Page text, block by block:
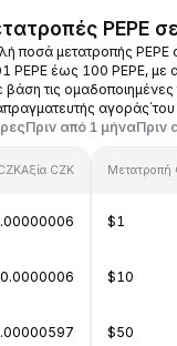
PEPE
ποσά μετατροπής PEPE
PEPE έως 100 PEPE, με
βάση τις
Πριν από 1 μήναΠριν
Αξία CZK Μετατροπή
$1
$10
$50